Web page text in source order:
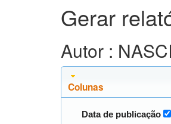
Gerar
Autor :
Colunas
Data de publicação